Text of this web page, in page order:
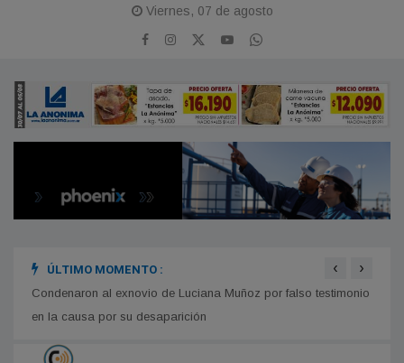
Viernes, 07 de agosto
ÚLTIMO MOMENTO :
Condenaron al exnovio de Luciana Muñoz por falso testimonio
en la causa por su desaparición
‹ ›